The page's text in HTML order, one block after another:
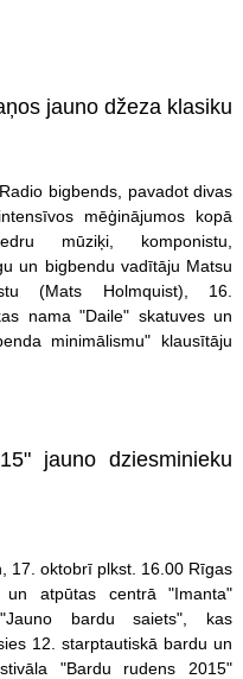
jauno džeza klasiku
bigbends, pavadot divas
mēģinājumos kopā
mūziķi, komponistu,
un bigbendu vadītāju Matsu
(Mats Holmquist), 16.
nama "Daile" skatuves un
minimālismu" klausītāju
jauno dziesminieku
17. oktobrī plkst. 16.00 Rīgas
un atpūtas centrā "Imanta"
bardu saiets", kas
12. starptautiskā bardu un
"Bardu rudens 2015"